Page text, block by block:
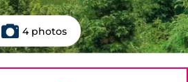
4 photos